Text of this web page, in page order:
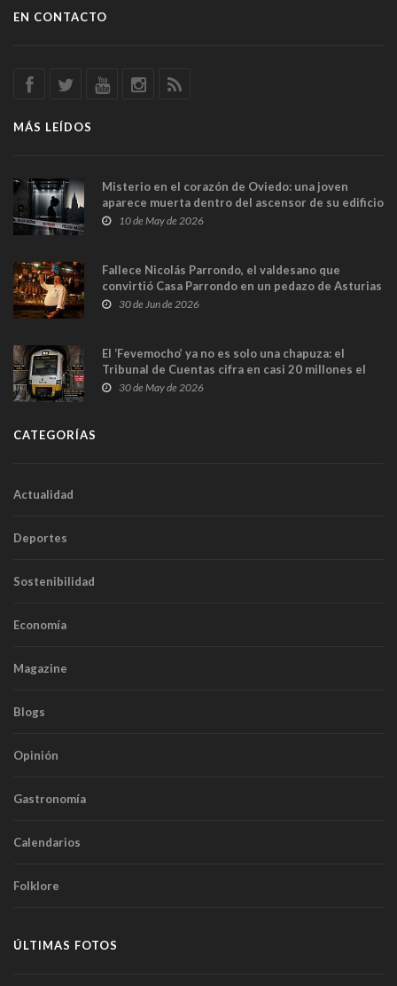
EN CONTACTO
MÁS LEÍDOS
Misterio en el corazón de Oviedo: una joven
aparece muerta dentro del ascensor de su edificio
y las cámaras captan sus últimos minutos
10 de May de 2026
Fallece Nicolás Parrondo, el valdesano que
convirtió Casa Parrondo en un pedazo de Asturias
en Madrid
30 de Jun de 2026
El ‘Fevemocho’ ya no es solo una chapuza: el
Tribunal de Cuentas cifra en casi 20 millones el
sobrecoste de los trenes que no cabían por los
30 de May de 2026
CATEGORÍAS
Actualidad
Deportes
Sostenibilidad
Economía
Magazine
Blogs
Opinión
Gastronomía
Calendarios
Folklore
ÚLTIMAS FOTOS